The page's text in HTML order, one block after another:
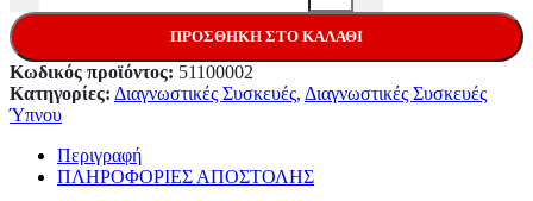
ΠΡΟΣΘΉΚΗ ΣΤΟ ΚΑΛΆΘΙ
Κωδικός προϊόντος: 51100002
Κατηγορίες: Διαγνωστικές Συσκευές, Διαγνωστικές Συσκευές
Ύπνου
Περιγραφή
ΠΛΗΡΟΦΟΡΙΕΣ ΑΠΟΣΤΟΛΗΣ